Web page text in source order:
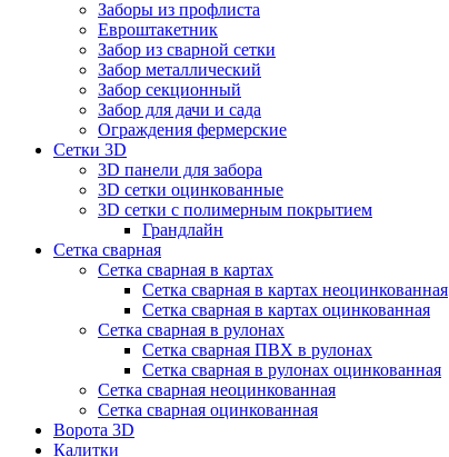
Заборы из профлиста
Евроштакетник
Забор из сварной сетки
Забор металлический
Забор секционный
Забор для дачи и сада
Ограждения фермерские
Сетки 3D
3D панели для забора
3D сетки оцинкованные
3D сетки с полимерным покрытием
Грандлайн
Сетка сварная
Сетка сварная в картах
Сетка сварная в картах неоцинкованная
Сетка сварная в картах оцинкованная
Сетка сварная в рулонах
Cетка сварная ПВХ в рулонах
Сетка сварная в рулонах оцинкованная
Сетка сварная неоцинкованная
Сетка сварная оцинкованная
Ворота 3D
Калитки